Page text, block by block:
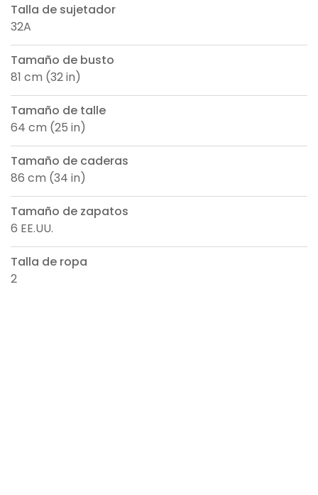
Talla de sujetador
32A
Tamaño de busto
81 cm (32 in)
Tamaño de talle
64 cm (25 in)
Tamaño de caderas
86 cm (34 in)
Tamaño de zapatos
6 EE.UU.
Talla de ropa
2